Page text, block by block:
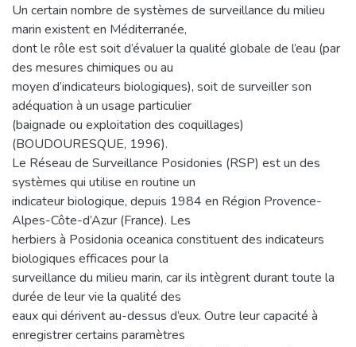
Un certain nombre de systèmes de surveillance du milieu
marin existent en Méditerranée,
dont le rôle est soit d’évaluer la qualité globale de l’eau (par
des mesures chimiques ou au
moyen d’indicateurs biologiques), soit de surveiller son
adéquation à un usage particulier
(baignade ou exploitation des coquillages)
(BOUDOURESQUE, 1996).
Le Réseau de Surveillance Posidonies (RSP) est un des
systèmes qui utilise en routine un
indicateur biologique, depuis 1984 en Région Provence-
Alpes-Côte-d’Azur (France). Les
herbiers à Posidonia oceanica constituent des indicateurs
biologiques efficaces pour la
surveillance du milieu marin, car ils intègrent durant toute la
durée de leur vie la qualité des
eaux qui dérivent au-dessus d’eux. Outre leur capacité à
enregistrer certains paramètres